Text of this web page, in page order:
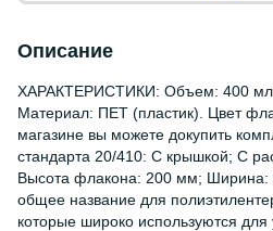
Описание
ХАРАКТЕРИСТИКИ: Объем: 400 мл
Материал: ПЕТ (пластик). Цвет
магазине вы можете докупить
стандарта 20/410: С крышкой; С
Высота флакона: 200 мм;
общее название для
которые широко используются для